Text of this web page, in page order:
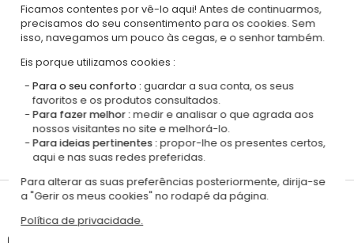
Nossa abordagem RSE|Glossário de rótulos
Este presente é
Personalizado
em França
Prazos de entrega e custos de envio
Ficamos contentes por vê-lo aqui! Antes de continuarmos,
precisamos do seu consentimento para os cookies. Sem
isso, navegamos um pouco às cegas, e o senhor também.
Eis porque utilizamos cookies :
Para o seu conforto : guardar a sua conta, os seus
favoritos e os produtos consultados.
Para fazer melhor :medir e analisar o que agrada aos
nossos visitantes no site e melhorá-lo.
Para ideias pertinentes :propor-lhe os presentes certos,
aqui e nas suas redes preferidas.
Para alterar as suas preferências posteriormente, dirija-se
a "Gerir os meus cookies" no rodapé da página.
Política de privacidade.